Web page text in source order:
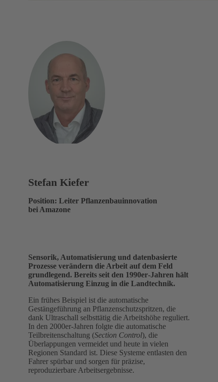
Stefan Kiefer
Position: Leiter Pflanzenbauinnovation
bei Amazone
Sensorik, Automatisierung und datenbasierte
Prozesse verändern die Arbeit auf dem Feld
grundlegend. Bereits seit den 1990er‑Jahren hält
Automatisierung Einzug in die Landtechnik.
Ein frühes Beispiel ist die automatische
Gestängeführung an Pflanzenschutzspritzen, die
dank Ultraschall selbsttätig die Arbeitshöhe reguliert.
In den 2000er‑Jahren folgte die automatische
Teilbreitenschaltung (Section Control), die
Überlappungen vermeidet und heute in vielen
Regionen Standard ist. Diese Systeme entlasten den
Fahrer spürbar und sorgen für präzise,
reproduzierbare Arbeitsergebnisse.